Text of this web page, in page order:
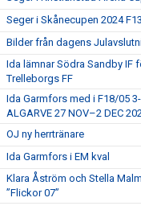
Seger i Skånecupen 2024
Bilder från dagens
Ida lämnar Södra Sandby IF
Trelleborgs FF
Ida Garmfors med i F18/05 3-
ALGARVE 27 NOV–2 DEC
OJ ny herrtränare
Ida Garmfors i EM kval
Klara Åström och Stella
”Flickor 07”